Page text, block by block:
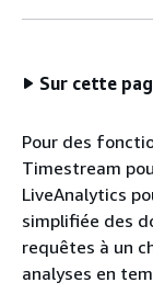
Sur cette
Pour des
Timestream
LiveAnalytics
simplifiée des
requêtes à un
analyses en